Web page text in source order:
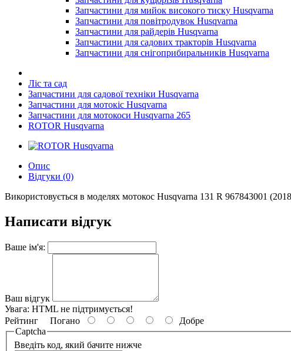
Запчастини для мийок високого тиску Husqvarna
Запчастини для повітродувок Husqvarna
Запчастини для райдерів Husqvarna
Запчастини для садових тракторів Husqvarna
Запчастини для снігоприбиральників Husqvarna
Ліс та сад
Запчастини для садової техніки Husqvarna
Запчастини для мотокіс Husqvarna
Запчастини для мотокоси Husqvarna 265
ROTOR Husqvarna
Опис
Відгуки (0)
Використовується в моделях мотокос Husqvarna 131 R 967843001
Написати відгук
Ваше ім'я:
Ваш відгук
Увага: HTML не підтримується!
Рейтинг Погано
Добре
Captcha
Введіть код, який бачите нижче